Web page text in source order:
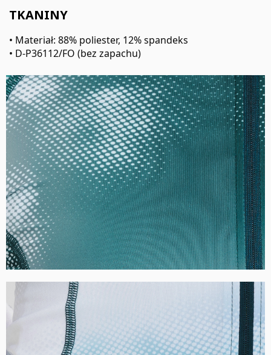
TKANINY
• Materiał: 88% poliester, 12% spandeks
• D-P36112/FO (bez zapachu)